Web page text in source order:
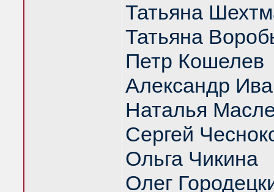
Татьяна
Татьяна
Петр Кошелев
Александр
Наталья
Сергей
Ольга Чикина
Олег